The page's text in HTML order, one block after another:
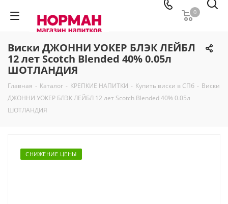
0
Виски ДЖОННИ УОКЕР БЛЭК ЛЕЙБЛ
12 лет Scotch Blended 40% 0.05л
ШОТЛАНДИЯ
Главная - Каталог - КРЕПКИЕ НАПИТКИ - Купить виски в СПб - Виски
ДЖОННИ УОКЕР БЛЭК ЛЕЙБЛ 12 лет Scotch Blended 40% 0.05л
ШОТЛАНДИЯ
СНИЖЕНИЕ ЦЕНЫ